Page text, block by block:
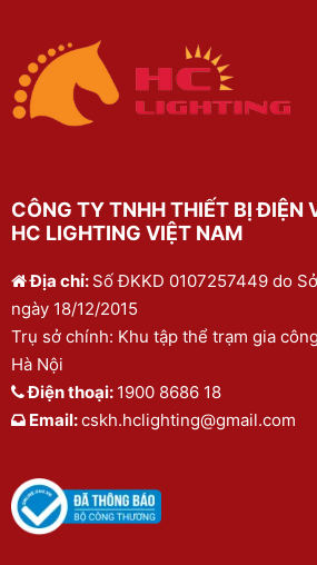
CÔNG TY TNHH THIẾT BỊ ĐIỆN
HC LIGHTING VIỆT NAM
Địa chỉ: Số ĐKKD 0107257449 do
ngày 18/12/2015
Trụ sở chính: Khu tập thể trạm gia
Hà Nội
Điện thoại: 1900 8686 18
Email:cskh.hclighting@gmail.com